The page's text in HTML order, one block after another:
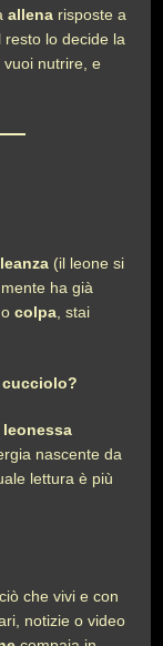
allena risposte a
resto lo decide la
vuoi nutrire, e
(il leone si
ha già
ocolpa , stai
cucciolo?
leonessa
nascente da
lettura è più
che vivi e con
notizie o video